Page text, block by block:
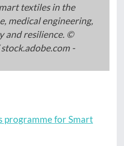
textiles in the
medical engineering,
and resilience. ©
-
programme for Smart